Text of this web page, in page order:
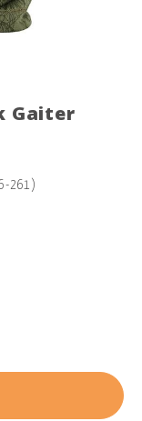
Gaiter
261)